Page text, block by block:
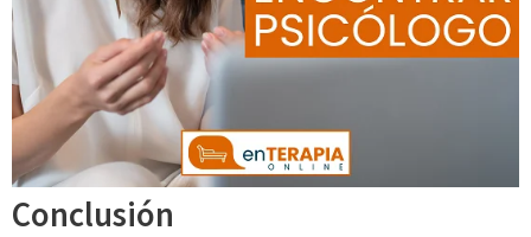
Conclusión